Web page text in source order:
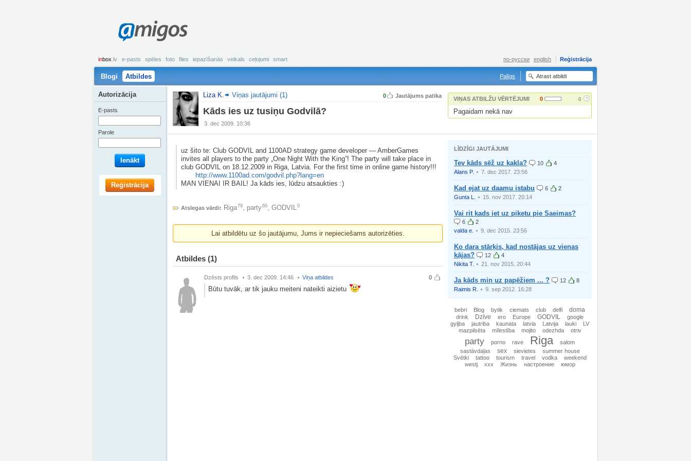
amigos
inbox .lv e-pasts spēles foto files iepazīšanās veikals ceļojumi smart Reģistrācija
по-русски english
Blogi Atbildes Palīgs
0 Jautājums patika
Liza K. Viņas jautājumi (1)
Kāds ies uz tusiņu Godvilā?
3. dec 2009. 10:36
VIŅAS ATBILŽU VĒRTĒJUMI 0 0 ?
Pagaidam nekā nav
uz šito te: Club GODVIL and 1100AD strategy game developer — AmberGames
invites all players to the party „One Night With the King”! The party will take place in
club GODVIL on 18.12.2009 in Riga, Latvia. For the first time in online game history!!!
http://www.1100ad.com/godvil.php?lang=en
MAN VIENAI IR BAIL! Ja kāds ies, lūdzu atsaukties :)
Atslegas vārdi: Riga79, party60, GODVIL0
Lai atbildētu uz šo jautājumu, Jums ir nepieciešams autorizēties.
Atbildes (1)
0
Dzēsts profils 3. dec 2009. 14:46 Viņa atbildes
Būtu tuvāk, ar tik jauku meiteni nateikti aizietu
LĪDZĪGI JAUTĀJUMI
Tev kāds sēž uz kakla? 10
4
Alans P.
7. dec 2017. 23:56
Kad ejat uz daamu istabu 6
2
Gunta L.
15. nov 2017. 20:14
Vai rit kads iet uz piketu pie Saeimas?
6
2
valda e.
9. dec 2015. 23:56
Ko dara stārķis, kad nostājas uz vienas
kājas?
12
4
Nikita T.
21. nov 2015. 20:44
Ja kāds min uz papēžiem ... ? 12
8
Raimis R.
9. sep 2012. 16:28
bebri Blog bytik ciemats club delfi doma
drink Dzīve ero Europe GODVIL
google
gyljba
jautriba kaunata latvia Latvija lauki
LV
mazpilsēta
mīlestība mojito odezhda otriv
party porno rave Riga
salom
sastāvdaļas
sex sievietes
summer house
Svētki
tattoo tourism travel vodka
weekend
westj
xxx Жизнь настроение юмор
Autorizācija
E-pasts
Parole
Ienākt
Reģistrācija